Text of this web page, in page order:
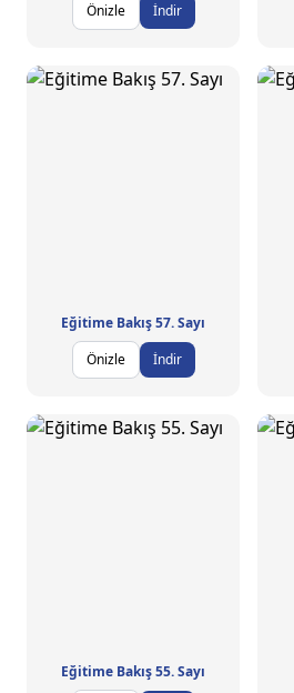
Önizle
İndir
Eğitime Bakış 57. Sayı
Önizle
İndir
Eğitime Bakış 55. Sayı